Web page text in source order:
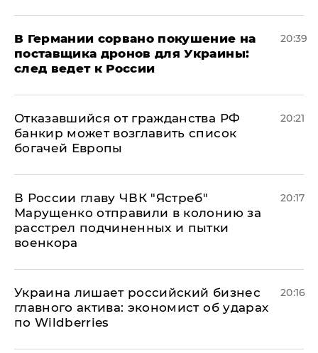
​В Германии сорвано покушение на
поставщика дронов для Украины:
след ведет к России
20:39
Отказавшийся от гражданства РФ
банкир может возглавить список
богачей Европы
20:21
В России главу ЧВК "Ястреб"
Марущенко отправили в колонию за
расстрел подчиненных и пытки
военкора
20:17
​Украина лишает российский бизнес
главного актива: экономист об ударах
по Wildberries
20:16